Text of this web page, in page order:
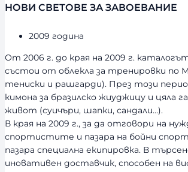
НОВИ СВЕТОВЕ ЗА ЗАВОЕВАНИЕ
2009 година
От 2006 г. до края на 2009 г.
състои от облекла за тренировки
тениски и рашгарди). През този
кимона за бразилско жиуджицу и цяла
живот (суичъри, шапки, сандали…).
В края на 2009 г., за да отговори на
спортистите и пазара на бойни
пазара специална екипировка. В
иновативен доставчик, способен на